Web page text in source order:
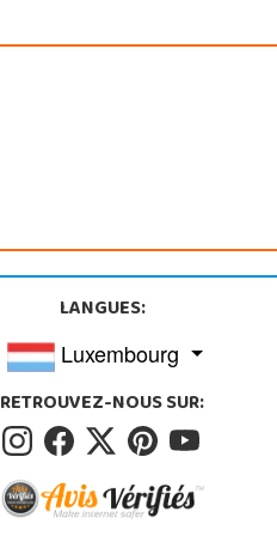
LANGUES:
Luxembourg
RETROUVEZ-NOUS SUR: